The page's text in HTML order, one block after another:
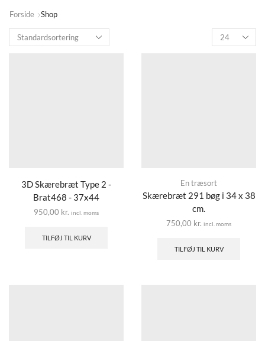
Forside Shop
3D Skærebræt Type 2 -
Brat468 - 37x44
950,00 kr. incl. moms
TILFØJ TIL KURV
En træsort
Skærebræt 291 bøg i 34 x 38
cm.
750,00 kr. incl. moms
TILFØJ TIL KURV